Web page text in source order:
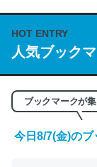
説してる記事
https://
/064121
─GPTの仕組み
HOT ENTRY
人気ブック
ブックマークが
今日8/7(金)の